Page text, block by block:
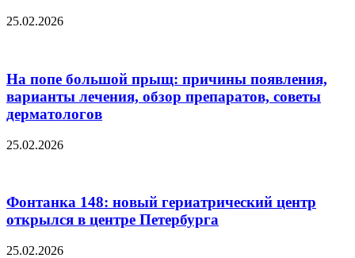
25.02.2026
На попе большой прыщ: причины появления,
варианты лечения, обзор препаратов, советы
дерматологов
25.02.2026
Фонтанка 148: новый гериатрический центр
открылся в центре Петербурга
25.02.2026